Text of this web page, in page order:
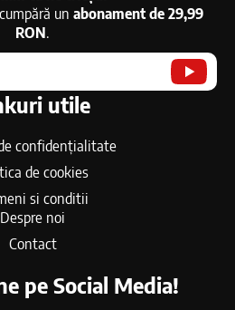
un abonament de 29,99
RON.
utile
confidențialitate
de cookies
si conditii
Despre noi
Contact
pe Social Media!